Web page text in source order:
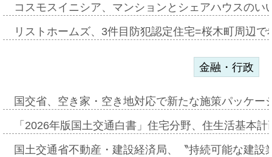
コスモスイニシア、マンションとシェアハウスの
リストホームズ、3件目防犯認定住宅=桜木町周辺
金融・行政
国交省、空き家・空き地対応で新たな施策パッケ
「2026年版国土交通白書」住宅分野、住生活基本
国土交通省不動産・建設経済局、〝持続可能な建